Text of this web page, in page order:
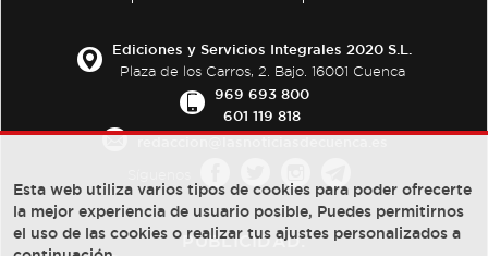
Ediciones y Servicios Integrales 2020 S.L.
Plaza de los Carros, 2. Bajo. 16001 Cuenca
969 693 800
601 119 818
PUBLICIDAD:
Esta web utiliza varios tipos de cookies para poder ofrecerte
la mejor experiencia de usuario posible, Puedes permitirnos
el uso de las cookies o realizar tus ajustes personalizados a